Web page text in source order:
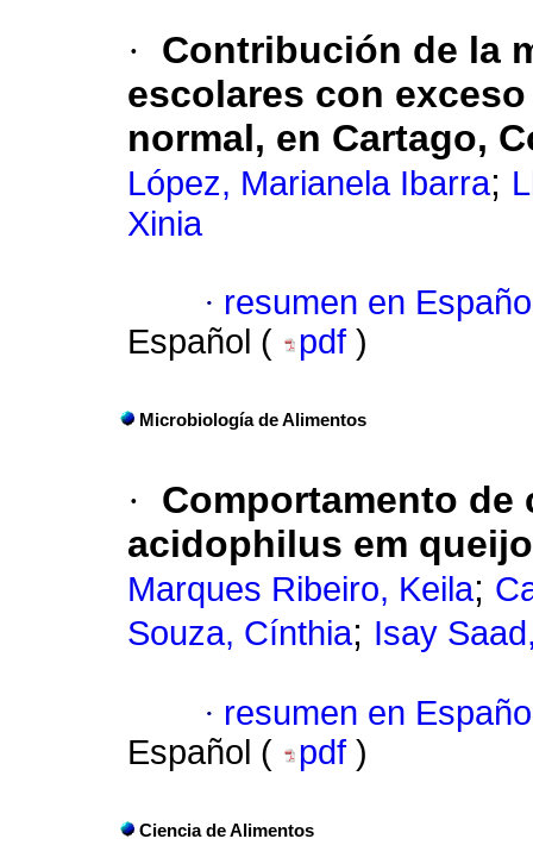
·
Contribución de la
escolares con
normal, en Cartago,
López, Marianela Ibarra;
Xinia
· resumen en
Español (
pdf )
Microbiología de Alimentos
·
Comportamento
acidophilus em
Marques Ribeiro, Keila;
Souza, Cínthia; Isay
· resumen en
Español (
pdf )
Ciencia de Alimentos